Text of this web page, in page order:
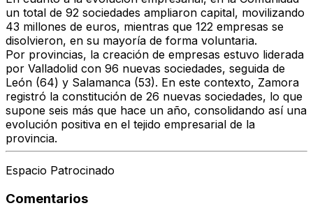
un total de 92 sociedades ampliaron capital, movilizando
43 millones de euros, mientras que 122 empresas se
disolvieron, en su mayoría de forma voluntaria.
Por provincias, la creación de empresas estuvo liderada
por Valladolid con 96 nuevas sociedades, seguida de
León (64) y Salamanca (53). En este contexto, Zamora
registró la constitución de 26 nuevas sociedades, lo que
supone seis más que hace un año, consolidando así una
evolución positiva en el tejido empresarial de la
provincia.
Espacio Patrocinado
Comentarios